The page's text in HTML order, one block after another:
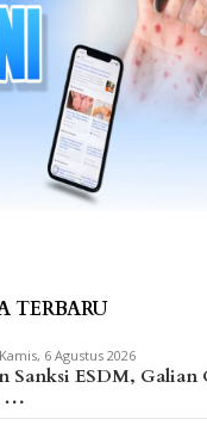
TERBARU
Kamis, 6 Agustus 2026
Sanksi ESDM, Galian
…